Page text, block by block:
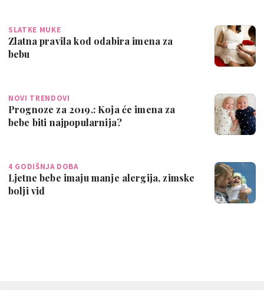
SLATKE MUKE
Zlatna pravila kod odabira imena za
bebu
NOVI TRENDOVI
Prognoze za 2019.: Koja će imena za
bebe biti najpopularnija?
4 GODIŠNJA DOBA
Ljetne bebe imaju manje alergija, zimske
bolji vid